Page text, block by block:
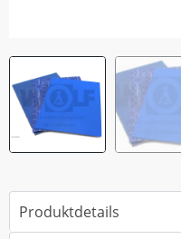
Produktdetails